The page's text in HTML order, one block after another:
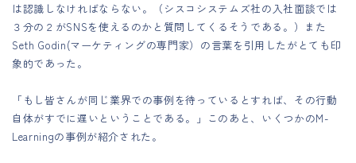
は認識しなければならない。（シスコシステムズ社の入社面談では
３分の２がSNSを使えるのかと質問してくるそうである。）また
Seth Godin(マーケティングの専門家）の言葉を引用したがとても印
象的であった。
「もし皆さんが同じ業界での事例を待っているとすれば、その行動
自体がすでに遅いということである。」このあと、いくつかのM-
Learningの事例が紹介された。